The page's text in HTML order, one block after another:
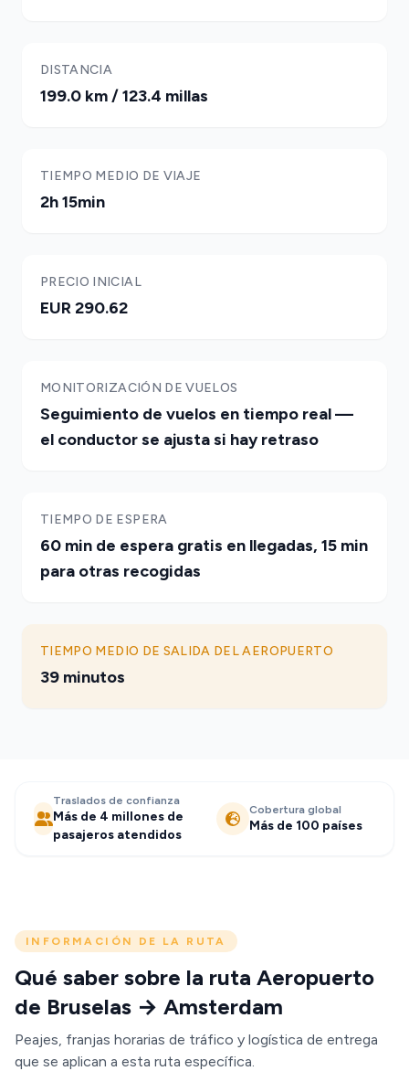
DISTANCIA
199.0 km / 123.4 millas
TIEMPO MEDIO DE VIAJE
2h 15min
PRECIO INICIAL
EUR 290.62
MONITORIZACIÓN DE VUELOS
Seguimiento de vuelos en tiempo real —
el conductor se ajusta si hay retraso
TIEMPO DE ESPERA
60 min de espera gratis en llegadas, 15 min
para otras recogidas
TIEMPO MEDIO DE SALIDA DEL AEROPUERTO
39 minutos
Traslados de confianza
Más de 4 millones de
pasajeros atendidos
Cobertura global
Más de 100 países
INFORMACIÓN DE LA RUTA
Qué saber sobre la ruta Aeropuerto
de Bruselas → Amsterdam
Peajes, franjas horarias de tráfico y logística de entrega
que se aplican a esta ruta específica.